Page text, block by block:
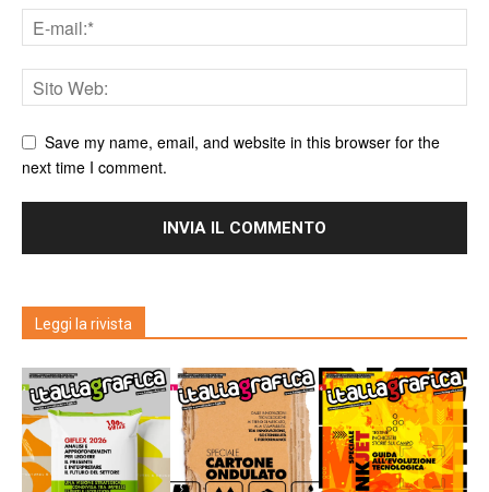
Save my name, email, and website in this browser for the
next time I comment.
Leggi la rivista